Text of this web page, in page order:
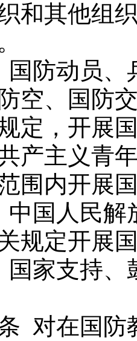
和其他组
动员、兵
空、国防
定，开展
主义青年
围内开展
人民解放
规定开展
支持、鼓
在国防教